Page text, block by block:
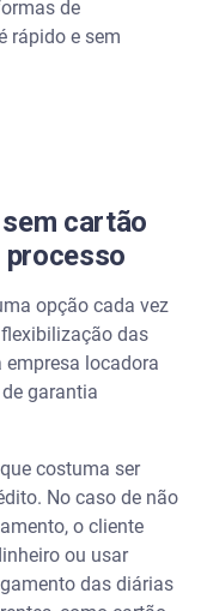
de
rápido e sem
cartão
opção cada vez
das
locadora
garantia
costuma ser
No caso de não
o cliente
ou usar
das diárias